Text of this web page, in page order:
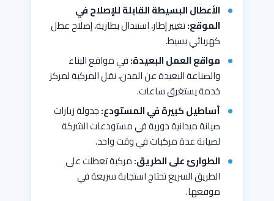
الأعطال البسيطة القابلة للإصلاح في
الموقع:تغيير إطار، استبدال بطارية، إصلاح عطل
كهربائي بسيط.
مواقع العمل البعيدة:في مواقع البناء
والصناعة البعيدة عن المدن، نقل المركبة لمركز
خدمة يستغرق ساعات.
أساطيل كبيرة في المستودع:جدولة زيارات
صيانة ميدانية دورية في مستودعات الشركة
لصيانة عدة مركبات في وقت واحد.
الطوارئ على الطريق:مركبة تعطلت على
الطريق السريع تحتاج استجابة سريعة في
موقعها.